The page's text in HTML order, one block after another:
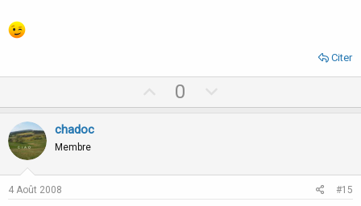
Citer
p
0
o
chadoc
Membre
4 Août 2008 #15